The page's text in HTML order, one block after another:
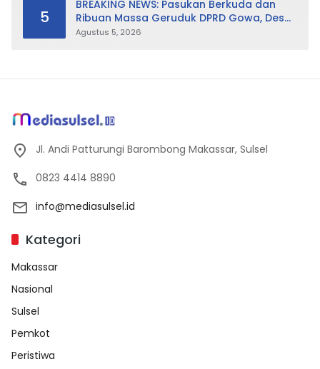
5
BREAKING NEWS: Pasukan Berkuda dan
Ribuan Massa Geruduk DPRD Gowa, Desak
Cabut Perda LAD
Agustus 5, 2026
Jl. Andi Patturungi Barombong Makassar, Sulsel
0823 4414 8890
info@mediasulsel.id
Kategori
Makassar
Nasional
Sulsel
Pemkot
Peristiwa